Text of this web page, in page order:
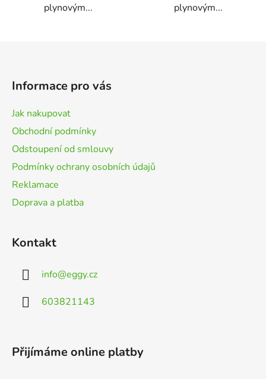
plynovým...
plynovým...
Informace pro vás
Jak nakupovat
Obchodní podmínky
Odstoupení od smlouvy
Podmínky ochrany osobních údajů
Reklamace
Doprava a platba
Kontakt
info@eggy.cz
603821143
Přijímáme online platby